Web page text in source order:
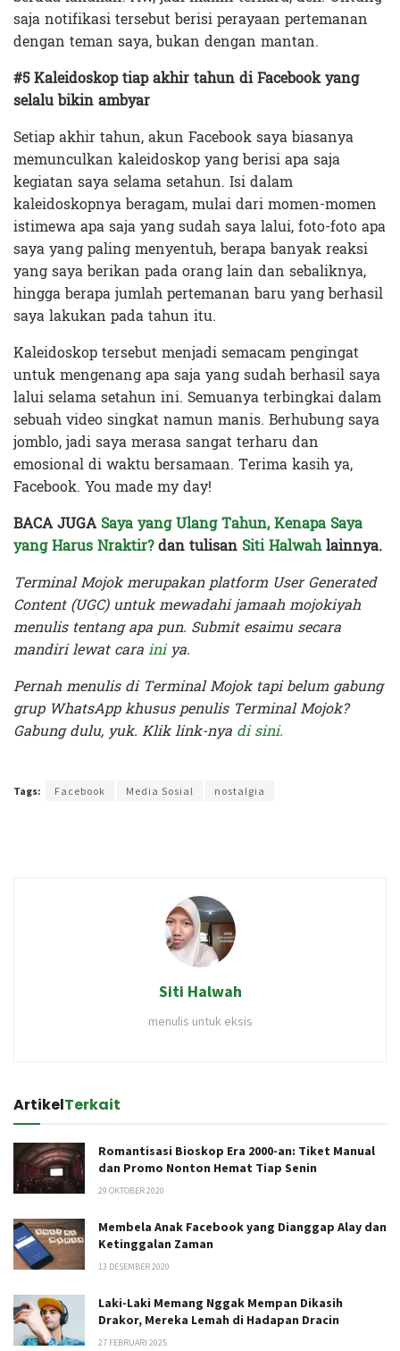
saja notifikasi tersebut berisi perayaan pertemanan
dengan teman saya, bukan dengan mantan.
#5 Kaleidoskop tiap akhir tahun di Facebook yang
selalu bikin ambyar
Setiap akhir tahun, akun Facebook saya biasanya
memunculkan kaleidoskop yang berisi apa saja
kegiatan saya selama setahun. Isi dalam
kaleidoskopnya beragam, mulai dari momen-momen
istimewa apa saja yang sudah saya lalui, foto-foto apa
saya yang paling menyentuh, berapa banyak reaksi
yang saya berikan pada orang lain dan sebaliknya,
hingga berapa jumlah pertemanan baru yang berhasil
saya lakukan pada tahun itu.
Kaleidoskop tersebut menjadi semacam pengingat
untuk mengenang apa saja yang sudah berhasil saya
lalui selama setahun ini. Semuanya terbingkai dalam
sebuah video singkat namun manis. Berhubung saya
jomblo, jadi saya merasa sangat terharu dan
emosional di waktu bersamaan. Terima kasih ya,
Facebook. You made my day!
BACA JUGA Saya yang Ulang Tahun, Kenapa Saya
yang Harus Nraktir?dan tulisan Siti Halwahlainnya.
Terminal Mojok merupakan platform User Generated
Content (UGC) untuk mewadahi jamaah mojokiyah
menulis tentang apa pun. Submit esaimu secara
mandiri lewat carainiya.
Pernah menulis di Terminal Mojok tapi belum gabung
grup WhatsApp khusus penulis Terminal Mojok?
Gabung dulu, yuk. Klik link-nya di sini.
Tags: Facebook Media Sosial nostalgia
Siti Halwah
menulis untuk eksis
ArtikelTerkait
Romantisasi Bioskop Era 2000-an: Tiket Manual
dan Promo Nonton Hemat Tiap Senin
29 OKTOBER 2020
Membela Anak Facebook yang Dianggap Alay dan
Ketinggalan Zaman
13 DESEMBER 2020
Laki-Laki Memang Nggak Mempan Dikasih
Drakor, Mereka Lemah di Hadapan Dracin
27 FEBRUARI 2025